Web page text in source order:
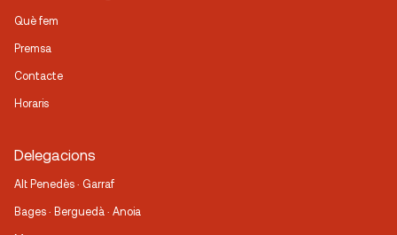
Què fem
Premsa
Contacte
Horaris
Delegacions
Alt Penedès · Garraf
Bages · Berguedà · Anoia